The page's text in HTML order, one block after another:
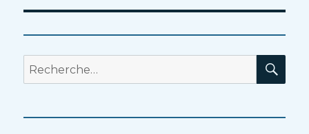
Recherche
pour